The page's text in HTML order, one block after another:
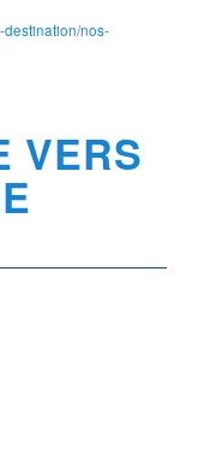
destination/nos-
VERS